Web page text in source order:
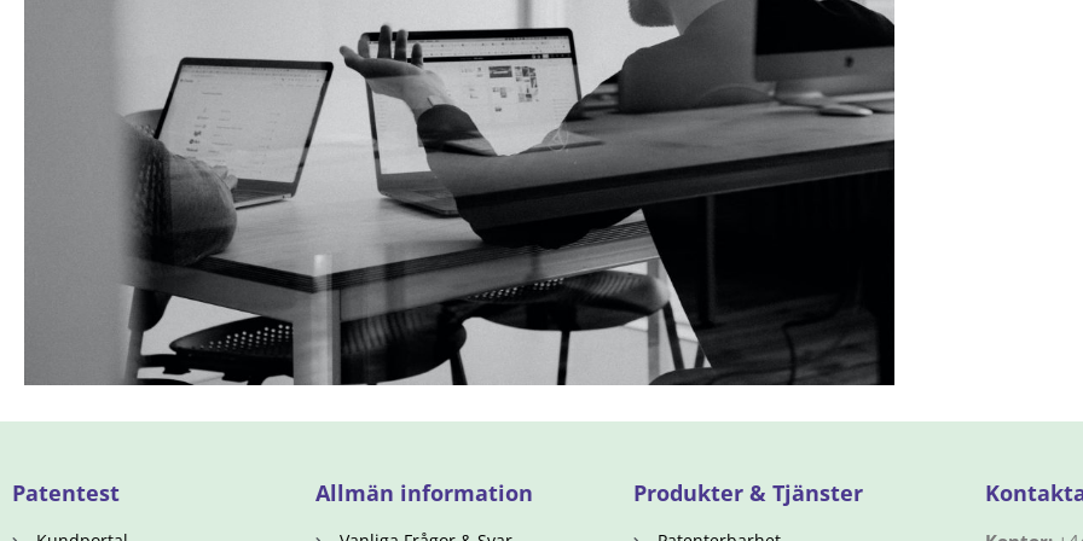
Patentest Allmän information Produkter & Tjänster